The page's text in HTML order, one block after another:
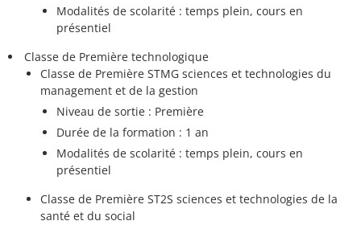
Modalités de scolarité : temps plein, cours en
présentiel
Classe de Première technologique
Classe de Première STMG sciences et technologies du
management et de la gestion
Niveau de sortie : Première
Durée de la formation : 1 an
Modalités de scolarité : temps plein, cours en
présentiel
Classe de Première ST2S sciences et technologies de la
santé et du social